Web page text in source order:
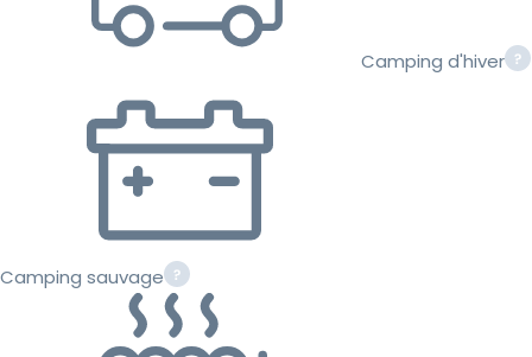
Camping d'hiver
Camping sauvage